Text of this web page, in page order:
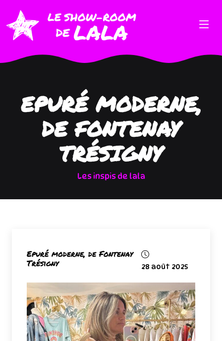
EPURÉ MODERNE,
DE FONTENAY
TRÉSIGNY
Les inspis de lala
Epuré moderne, de Fontenay
Trésigny
28 août 2025